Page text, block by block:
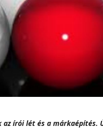
az írói lét és a